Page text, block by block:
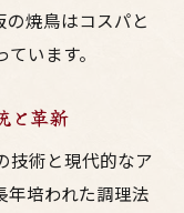
の注文術
選び方のコツ
ならではの選
る方法
焼鳥はコスパと
います。
と革新
技術と現代的なア
年培われた調理法